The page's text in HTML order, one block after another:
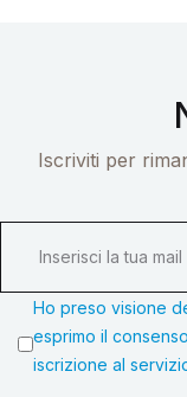
Iscriviti per
Ho preso visione
esprimo il
iscrizione al